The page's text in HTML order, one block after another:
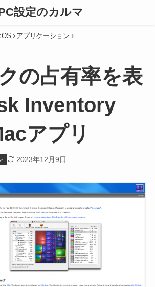
設定のカルマ
アプリケーション
の占有率を表
Inventory
アプリ
2023年12月9日